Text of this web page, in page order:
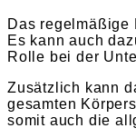
Das regelmäßige
Es kann auch
Rolle bei der
Zusätzlich kann
gesamten
somit auch die